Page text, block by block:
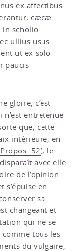
ex affectibus
cæcæ
in scholio
ullius usus
ut ex solo
paucis
gloire, c’est
entretenue
que, cette
intérieure, en
52), le
avec elle.
de l’opinion
s’épuise en
sa
changeant et
qui ne se
tous les
du vulgaire,